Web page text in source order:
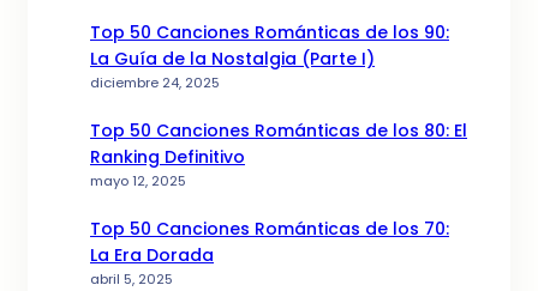
Top 50 Canciones Románticas de los 90:
La Guía de la Nostalgia (Parte I)
diciembre 24, 2025
Top 50 Canciones Románticas de los 80: El
Ranking Definitivo
mayo 12, 2025
Top 50 Canciones Románticas de los 70:
La Era Dorada
abril 5, 2025